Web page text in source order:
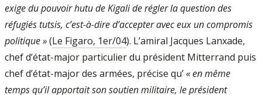
exige du pouvoir hutu de Kigali de régler la question des
réfugiés tutsis, c’est-à-dire d’accepter avec eux un compromis
politique »(Le Figaro, 1er/04). L’amiral Jacques Lanxade,
chef d’état-major particulier du président Mitterrand puis
chef d’état-major des armées, précise qu’« en même
temps qu’il apportait son soutien militaire, le président